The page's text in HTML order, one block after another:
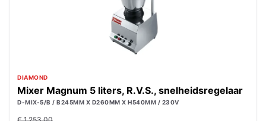
DIAMOND
Mixer Magnum 5 liters, R.V.S., snelheidsregelaar
D-MIX-5/B / B245MM X D260MM X H540MM / 230V